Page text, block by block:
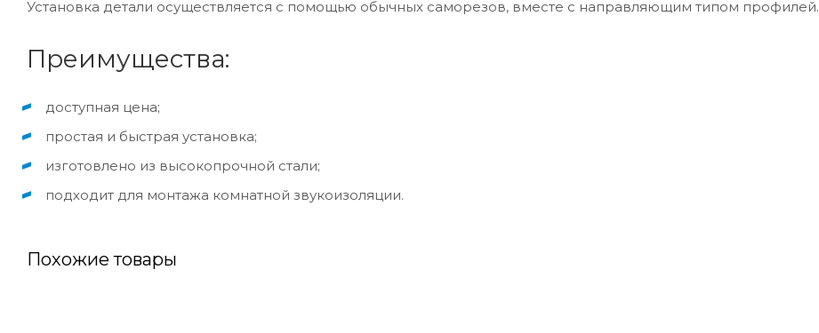
Установка детали осуществляется с помощью обычных саморезов, вместе с направляющим типом профилей.
Преимущества:
доступная цена;
простая и быстрая установка;
изготовлено из высокопрочной стали;
подходит для монтажа комнатной звукоизоляции.
Похожие товары